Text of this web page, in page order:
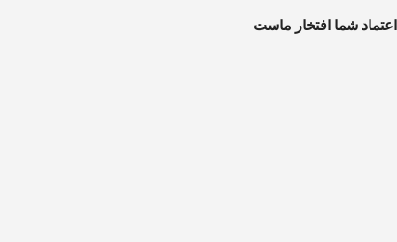
اعتماد شما افتخار ماست